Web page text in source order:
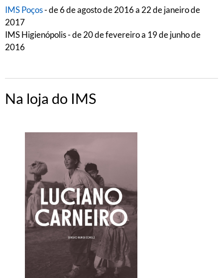
IMS Poços- de 6 de agosto de 2016 a 22 de janeiro de
2017
IMS Higienópolis - de 20 de fevereiro a 19 de junho de
2016
Na loja do IMS